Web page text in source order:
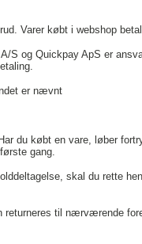
Varer købt i webshop
S og Quickpay ApS er
er nævnt
du købt en vare, løber
gang.
skal du rette
til nærværende